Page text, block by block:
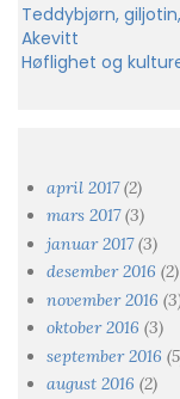
Teddybjørn,
Akevitt
Høflighet og
april 2017(2)
mars 2017(3)
januar 2017(3)
desember 2016 (2)
november 2016
oktober 2016 (3)
september 2016
august 2016 (2)